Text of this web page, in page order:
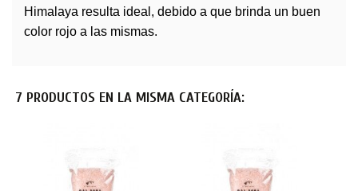
Himalaya resulta ideal, debido a que brinda un buen
color rojo a las mismas.
7 PRODUCTOS EN LA MISMA CATEGORÍA: